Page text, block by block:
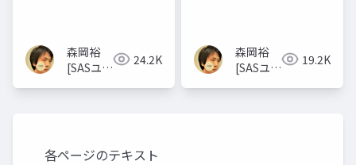
森岡裕
[SASユー
24.2K
森岡裕
[SASユー
19.2K
各ページのテキスト